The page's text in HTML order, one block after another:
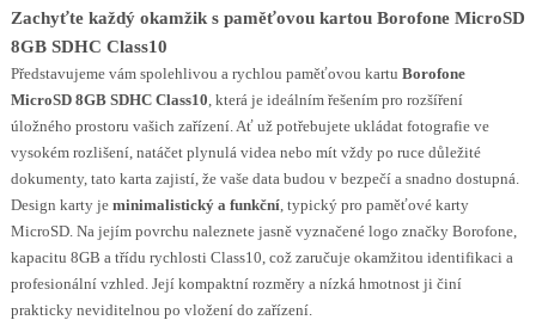
Zachyťte každý okamžik s paměťovou kartou Borofone MicroSD
8GB SDHC Class10
Představujeme vám spolehlivou a rychlou paměťovou kartu Borofone
MicroSD 8GB SDHC Class10, která je ideálním řešením pro rozšíření
úložného prostoru vašich zařízení. Ať už potřebujete ukládat fotografie ve
vysokém rozlišení, natáčet plynulá videa nebo mít vždy po ruce důležité
dokumenty, tato karta zajistí, že vaše data budou v bezpečí a snadno dostupná.
Design karty je minimalistický a funkční, typický pro paměťové karty
MicroSD. Na jejím povrchu naleznete jasně vyznačené logo značky Borofone,
kapacitu 8GB a třídu rychlosti Class10, což zaručuje okamžitou identifikaci a
profesionální vzhled. Její kompaktní rozměry a nízká hmotnost ji činí
prakticky neviditelnou po vložení do zařízení.